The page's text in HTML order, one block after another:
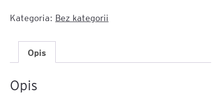
Akademia
Kategoria: Bez kategorii
Opis
Opis